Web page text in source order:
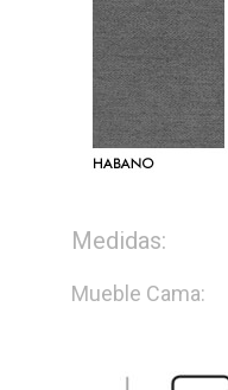
Medidas:
Mueble Cama: